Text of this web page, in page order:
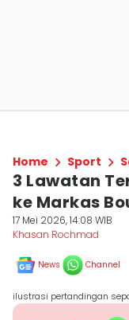
Home Sport
3 Lawatan
ke Markas
17 Mei 2026, 14:08 WIB
Khasan Rochmad
News Channel
ilustrasi pertandingan